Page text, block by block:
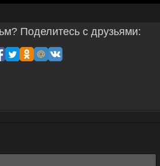
Поделитесь с друзьями: